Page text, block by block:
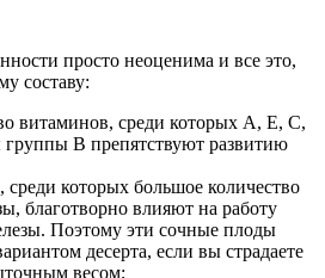
просто неоценима и все это,
составу:
витаминов, среди которых А, Е, С,
В препятствуют развитию
которых большое количество
благотворно влияют на работу
Поэтому эти сочные плоды
десерта, если вы страдаете
весом;